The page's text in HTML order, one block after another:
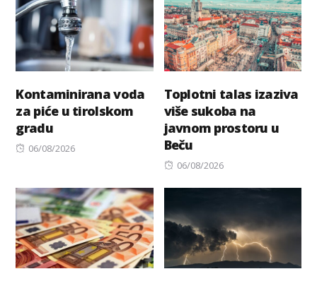
Kontaminirana voda
za piće u tirolskom
gradu
Posted
06/08/2026
Toplotni talas izaziva
više sukoba na
javnom prostoru u
Beču
Posted
06/08/2026